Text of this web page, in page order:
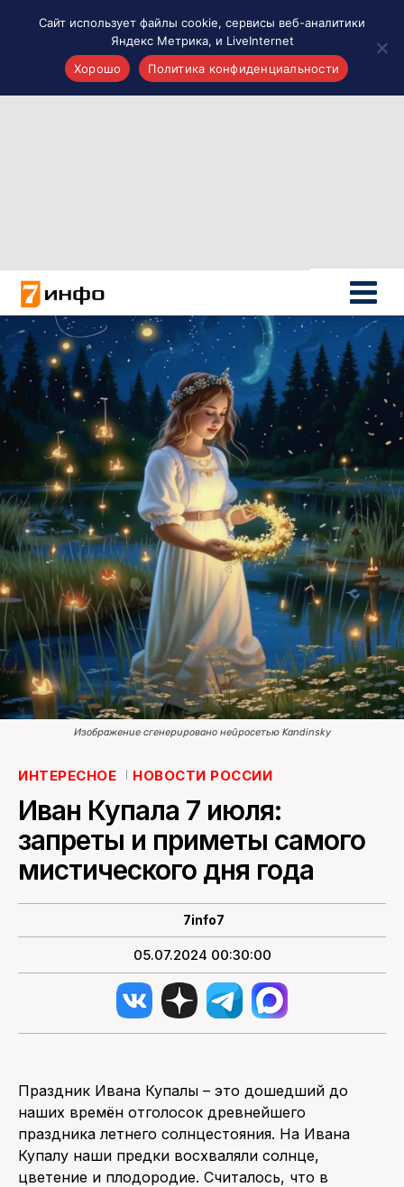
Новости России
Политика
Новости мира
Все материалы 7инфо
О НАС
ПОИСК ПО САЙТУ
Изображение сгенерировано нейросетью Kandinsky
ИНТЕРЕСНОЕ НОВОСТИ РОССИИ
Иван Купала 7 июля:
запреты и приметы самого
мистического дня года
7info7
05.07.2024 00:30:00
Праздник Ивана Купалы – это дошедший до
наших времён отголосок древнейшего
праздника летнего солнцестояния. На Ивана
Купалу наши предки восхваляли солнце,
цветение и плодородие. Считалось, что в
Сайт использует файлы cookie, сервисы веб-аналитики
Яндекс Метрика, и LiveInternet
Хорошо
Политика конфиденциальности